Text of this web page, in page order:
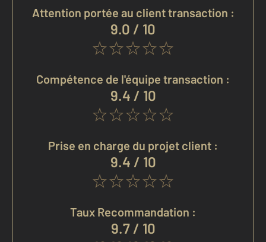
Attention portée au client transaction :
9.0 / 10
Compétence de l'équipe transaction :
9.4 / 10
Prise en charge du projet client :
9.4 / 10
Taux Recommandation :
9.7 / 10